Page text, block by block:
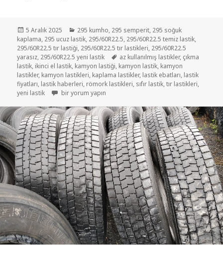
Yayın
tarihi
5 Aralık 2025 Kategoriler
295 kumho, 295 semperit, 295 soğuk
kaplama, 295 ucuz lastik, 295/60R22.5, 295/60R22.5 temiz lastik,
295/60R22.5 tır lastiği, 295/60R22.5 tır lastikleri, 295/60R22.5
yarasız, 295/60R22.5 yeni lastik Etiketler
az kullanılmış lastikler, çıkma
lastik, ikinci el lastik, kamyon lastiği, kamyon lastik, kamyon
lastikler, kamyon lastikleri, kaplama lastikler, lastik ebatları, lastik
fiyatları, lastik haberleri, römork lastikleri, sıfır lastik,tır lastikleri,
yeni lastik
için
bir yorum yapın